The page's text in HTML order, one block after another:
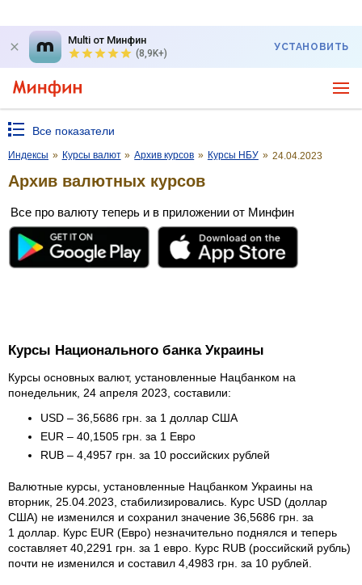
Multi от Минфин
(8,9K+)
УСТАНОВИТЬ
Все показатели
Индексы » Курсы валют » Архив курсов » Курсы НБУ » 24.04.2023
Архив валютных курсов
Все про валюту теперь и в приложении от Минфин
Курсы Национального банка Украины
Курсы основных валют, установленные Нацбанком на
понедельник, 24 апреля 2023, составили:
USD – 36,5686 грн. за 1 доллар США
EUR – 40,1505 грн. за 1 Евро
RUB – 4,4957 грн. за 10 российских рублей
Валютные курсы, установленные Нацбанком Украины на
вторник, 25.04.2023, стабилизировались. Курс USD (доллар
США) не изменился и сохранил значение 36,5686 грн. за
1 доллар. Курс EUR (Евро) незначительно поднялся и теперь
составляет 40,2291 грн. за 1 евро. Курс RUB (российский рубль)
почти не изменился и составил 4,4983 грн. за 10 рублей.